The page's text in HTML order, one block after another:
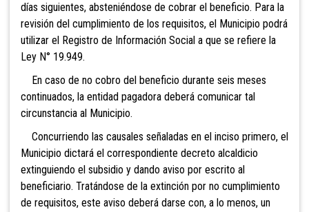
días siguientes, absteniéndose de cobrar el beneficio. Para la
revisión del cumplimiento de los requisitos, el Municipio podrá
utilizar el Registro de Información Social a que se refiere la
Ley N° 19.949.
En caso de no cobro del beneficio durante seis meses
continuados, la entidad pagadora deberá comunicar tal
circunstancia al Municipio.
Concurriendo las causales señaladas en el inciso primero, el
Municipio dictará el correspondiente decreto alcaldicio
extinguiendo el subsidio y dando aviso por escrito al
beneficiario. Tratándose de la extinción por no cumplimiento
de requisitos, este aviso deberá darse con, a lo menos, un